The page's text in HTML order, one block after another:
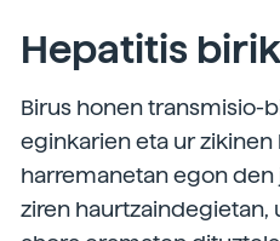
Hepatitis
Birus honen transmisio-
eginkarien eta ur
harremanetan egon den
ziren haurtzaindegietan,